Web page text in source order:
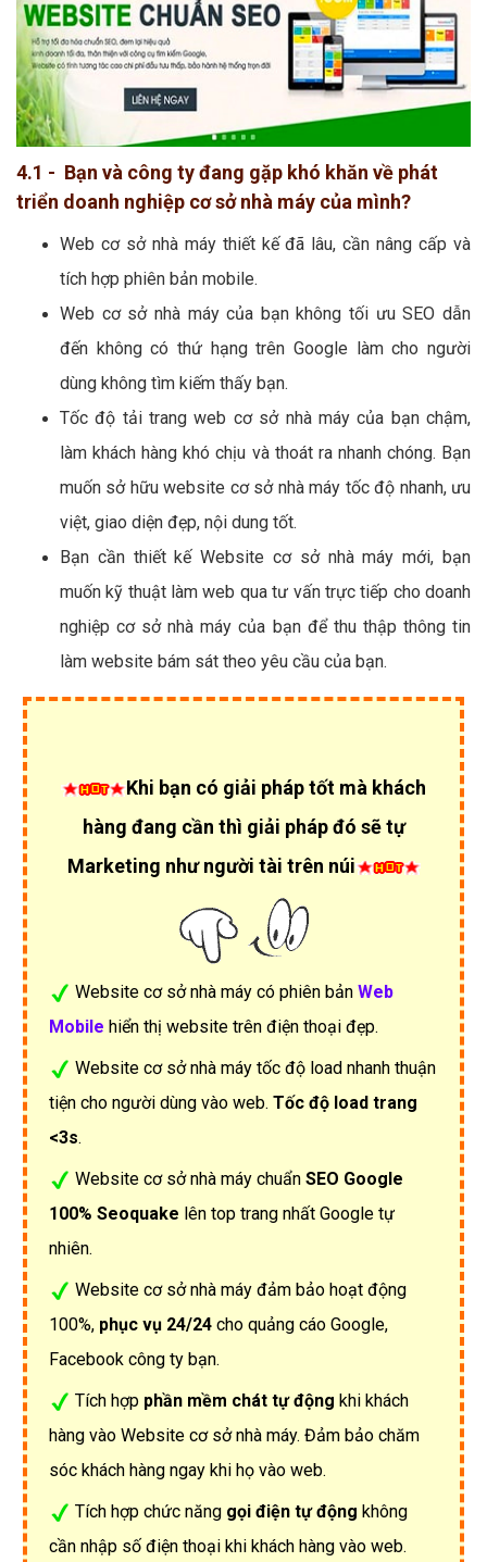
4.1 - Bạn và công ty đang gặp khó khăn về phát
triển doanh nghiệp cơ sở nhà máy của mình?
Web cơ sở nhà máy thiết kế đã lâu, cần nâng cấp và
tích hợp phiên bản mobile.
Web cơ sở nhà máy của bạn không tối ưu SEO dẫn
đến không có thứ hạng trên Google làm cho người
dùng không tìm kiếm thấy bạn.
Tốc độ tải trang web cơ sở nhà máy của bạn chậm,
làm khách hàng khó chịu và thoát ra nhanh chóng. Bạn
muốn sở hữu website cơ sở nhà máy tốc độ nhanh, ưu
việt, giao diện đẹp, nội dung tốt.
Bạn cần thiết kế Website cơ sở nhà máy mới, bạn
muốn kỹ thuật làm web qua tư vấn trực tiếp cho doanh
nghiệp cơ sở nhà máy của bạn để thu thập thông tin
làm website bám sát theo yêu cầu của bạn.
Khi bạn có giải pháp tốt mà khách
hàng đang cần thì giải pháp đó sẽ tự
Marketing như người tài trên núi
Website cơ sở nhà máy có phiên bản Web
Mobile hiển thị website trên điện thoại đẹp.
Website cơ sở nhà máy tốc độ load nhanh thuận
tiện cho người dùng vào web. Tốc độ load trang
<3s.
Website cơ sở nhà máy chuẩn SEO Google
100% Seoquake lên top trang nhất Google tự
nhiên.
Website cơ sở nhà máy đảm bảo hoạt động
100%, phục vụ 24/24 cho quảng cáo Google,
Facebook công ty bạn.
Tích hợp phần mềm chát tự động khi khách
hàng vào Website cơ sở nhà máy. Đảm bảo chăm
sóc khách hàng ngay khi họ vào web.
Tích hợp chức năng gọi điện tự động không
cần nhập số điện thoại khi khách hàng vào web.